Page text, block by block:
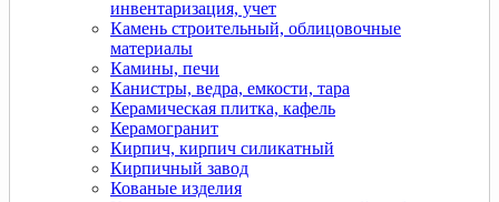
инвентаризация, учет
Камень строительный, облицовочные
материалы
Камины, печи
Канистры, ведра, емкости, тара
Керамическая плитка, кафель
Керамогранит
Кирпич, кирпич силикатный
Кирпичный завод
Кованые изделия